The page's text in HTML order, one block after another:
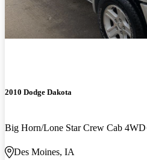
2010 Dodge Dakota
Big Horn/Lone Star Crew Cab 4WD
Des Moines, IA